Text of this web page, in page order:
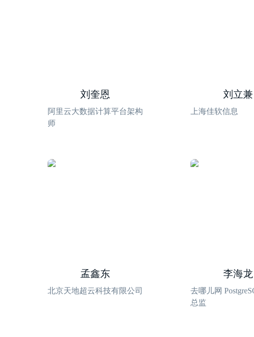
刘奎恩
阿里云大数据计算平台架构
师
刘立兼
上海佳软信息
孟鑫东
北京天地超云科技有限公司
李海龙
去哪儿网
总监